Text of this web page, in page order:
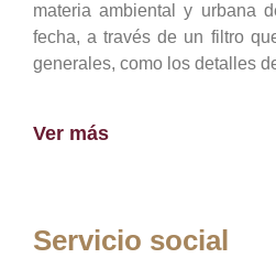
materia ambiental y urbana
fecha, a través de un filtro
generales, como los detalles
Ver más
Servicio social